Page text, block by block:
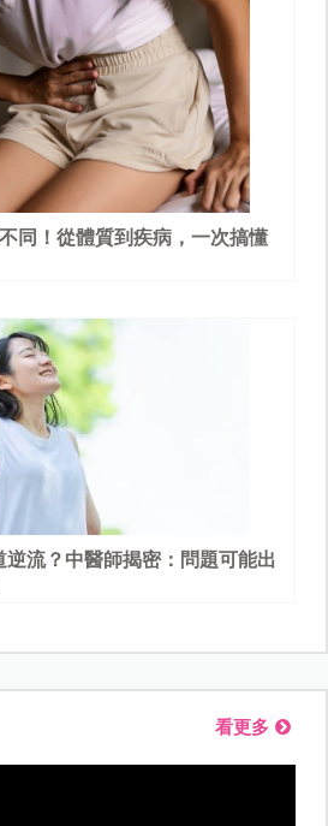
同！從體質到疾病，一次搞懂
流？中醫師揭密：問題可能出
看更多